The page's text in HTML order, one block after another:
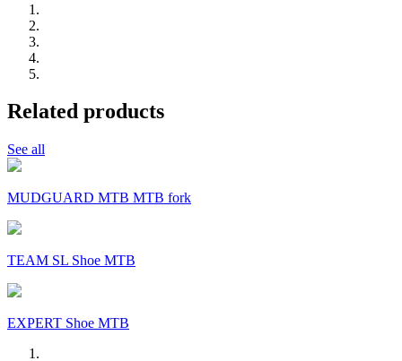
Related products
See all
MUDGUARD MTB MTB fork
TEAM SL Shoe MTB
EXPERT Shoe MTB